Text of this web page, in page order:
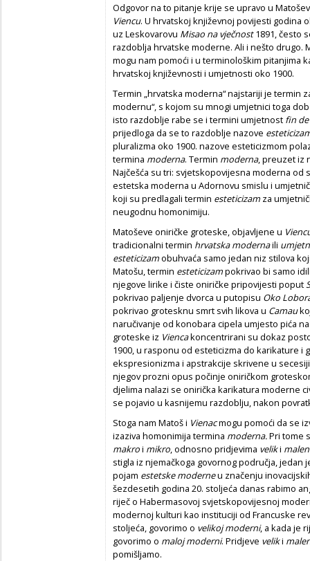
Odgovor na to pitanje krije se upravo u
Viencu. U hrvatskoj književnoj povijesti godina
uz Leskovarovu Misao na vječnost1891, često
razdoblja hrvatske moderne. Ali i nešto drugo.
mogu nam pomoći i u terminološkim pitanjima
hrvatskoj književnosti i umjetnosti oko 1900.
Termin „hrvatska moderna“ najstariji je termin
modernu“, s kojom su mnogi umjetnici toga
isto razdoblje rabe se i termini umjetnost fin de
prijedloga da se to razdoblje nazove
pluralizma oko 1900. nazove esteticizmom
termina moderna. Termin moderna, preuzet iz
Najčešća su tri: svjetskopovijesna moderna od
estetska moderna u Adornovu smislu i
koji su predlagali termin esteticizam za
neugodnu homonimiju.
Matoševe oniričke groteske, objavljene u
tradicionalni termin hrvatska modernaili
esteticizamobuhvaća samo jedan niz stilova
Matošu, termin esteticizampokrivao bi samo
njegove lirike i čiste oniričke pripovijesti poput
pokrivao paljenje dvorca u putopisu Oko
pokrivao grotesknu smrt svih likova u Camau
naručivanje od konobara cipela umjesto pića
groteske iz Viencakoncentrirani su dokaz
1900, u rasponu od esteticizma do karikature i
ekspresionizma i apstrakcije skrivene u
njegov prozni opus počinje oniričkom
djelima nalazi se onirička karikatura moderne
se pojavio u kasnijemu razdoblju, nakon
Stoga nam Matoš i Vienacmogu pomoći da se
izaziva homonimija termina moderna.Pri tome
makroi mikro, odnosno pridjevima veliki malen
stigla iz njemačkoga govornog područja,
pojam estetske moderneu značenju
šezdesetih godina 20. stoljeća danas rabimo
riječ o Habermasovoj svjetskopovijesnoj
modernoj kulturi kao instituciji od Francuske
stoljeća, govorimo o velikoj moderni, a kada je
govorimo o maloj moderni. Pridjeve veliki
pomišljamo.